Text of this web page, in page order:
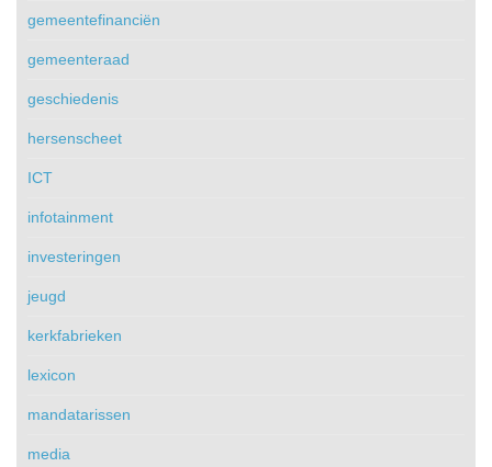
gemeentefinanciën
gemeenteraad
geschiedenis
hersenscheet
ICT
infotainment
investeringen
jeugd
kerkfabrieken
lexicon
mandatarissen
media